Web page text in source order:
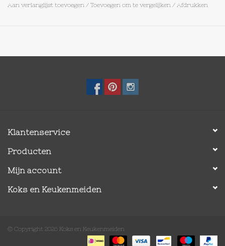
Aan verlanglijst toevoegen / Toevoegen om te vergelijken / Afdrukken
Klantenservice
Producten
Mijn account
Koks en Keukenmeiden
© Copyright 2026 Koks en Keukenmeiden